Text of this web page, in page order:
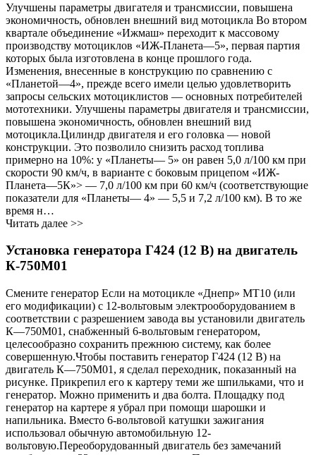
Улучшены параметры двигателя и трансмиссии, повышена
экономичность, обновлен внешний вид мотоцикла Во втором
квартале объединение «Ижмаш» переходит к массовому
производству мотоциклов «ИЖ-Планета—5», первая партия
которых была изготовлена в конце прошлого года.
Изменения, внесенные в конструкцию по сравнению с
«Планетой—4», прежде всего имели целью удовлетворить
запросы сельских мотоциклистов — основных потребителей
мототехники. Улучшены параметры двигателя и трансмиссии,
повышена экономичность, обновлен внешний вид
мотоцикла.Цилиндр двигателя и его головка — новой
конструкции. Это позволило снизить расход топлива
примерно на 10%: у «Планеты— 5» он равен 5,0 л/100 км при
скорости 90 км/ч, в варианте с боковым прицепом «ИЖ-
Планета—5К»> — 7,0 л/100 км при 60 км/ч (соответствующие
показатели для «Планеты— 4» — 5,5 и 7,2 л/100 км). В то же
время н…
Читать далее >>
Установка генератора Г424 (12 В) на двигатель
К-750М01
Смените генератор Если на мотоцикле «Днепр» МТ10 (или
его модификации) с 12-вольтовым электрооборудованием в
соответствии с разрешением завода вы установили двигатель
К—750М01, снабженный 6-вольтовым генератором,
целесообразно сохранить прежнюю систему, как более
совершенную.Чтобы поставить генератор Г424 (12 В) на
двигатель К—750М01, я сделал переходник, показанный на
рисунке. Прикрепил его к картеру теми же шпильками, что и
генератор. Можно применить и два болта. Площадку под
генератор на картере я убрал при помощи шарошки и
напильника. Вместо 6-вольтовой катушки зажигания
использовал обычную автомобильную 12-
вольтовую.Переоборудованный двигатель без замечаний